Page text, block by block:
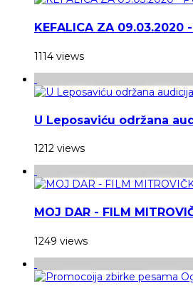
KEFALICA ZA
1114 views
U Leposaviću održana
1212 views
MOJ DAR - FILM
1249 views